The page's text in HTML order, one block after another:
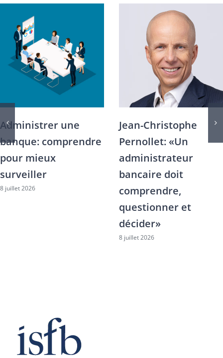
Risques financiers:
comprendre les
mécanismes pour
poser les bonnes
questions
Siéger dans une
banque engage bien
plus qu’un titre
8 juillet 2026